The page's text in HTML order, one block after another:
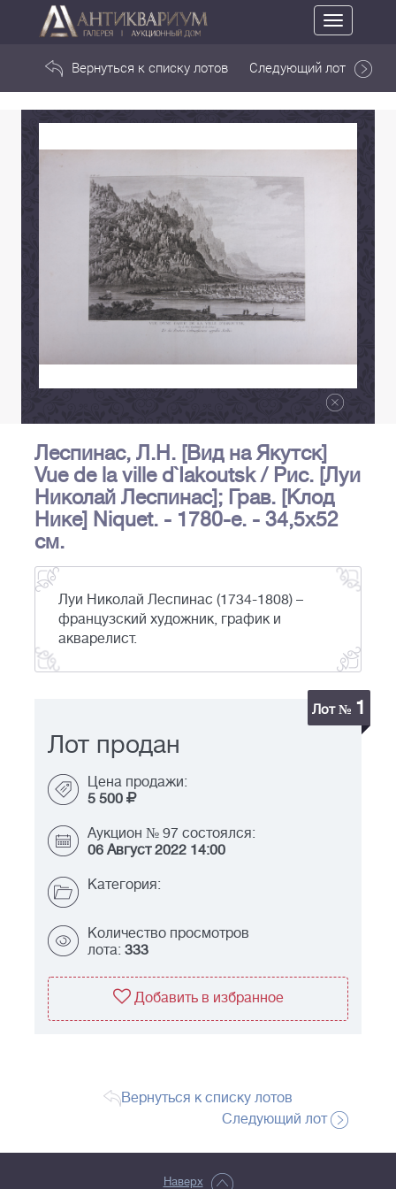
Toggle
navigation
Вернуться к списку лотов Следующий лот
Леспинас, Л.Н. [Вид на Якутск]
Vue de la ville d`Iakoutsk / Рис. [Луи
Николай Леспинас]; Грав. [Клод
Нике] Niquet. - 1780-е. - 34,5х52
см.
Луи Николай Леспинас (1734-1808) –
французский художник, график и
акварелист.
Лот № 1
Лот продан
Цена продажи:
5 500
Аукцион № 97 состоялся:
06 Август 2022 14:00
Категория:
Количество просмотров
лота: 333
Добавить в избранное
Вернуться к списку лотов
Следующий лот
Наверх